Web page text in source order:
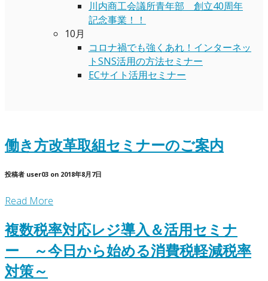
川内商工会議所青年部 創立40周年
記念事業！！
10月
コロナ禍でも強くあれ！インターネッ
トSNS活用の方法セミナー
ECサイト活用セミナー
働き方改革取組セミナーのご案内
投稿者 user03 on 2018年8月7日
Read More
複数税率対応レジ導入＆活用セミナ
ー ～今日から始める消費税軽減税率
対策～